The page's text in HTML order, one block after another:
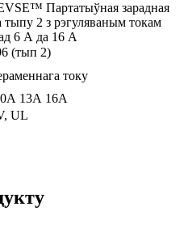
Партатыўная зарадная
тыпу 2 з рэгуляваным токам
6 А да 16 А
(тып 2)
току
13А 16А
UL